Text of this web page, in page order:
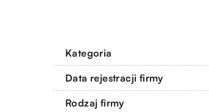
Kategoria
Data rejestracji firmy
Rodzaj firmy